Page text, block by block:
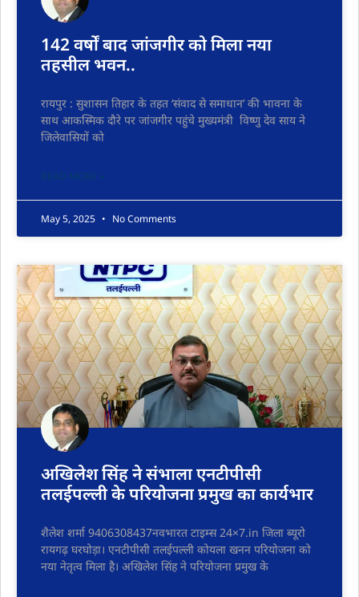
142 वर्षों बाद जांजगीर को मिला नया
तहसील भवन..
रायपुर : सुशासन तिहार के तहत ‘संवाद से समाधान’ की भावना के
साथ आकस्मिक दौरे पर जांजगीर पहुंचे मुख्यमंत्री विष्णु देव साय ने
जिलेवासियों को
READ MORE »
May 5, 2025 No Comments
अखिलेश सिंह ने संभाला एनटीपीसी
तलईपल्ली के परियोजना प्रमुख का कार्यभार
शैलेश शर्मा 9406308437नवभारत टाइम्स 24×7.in जिला ब्यूरो
रायगढ़ घरघोड़ा। एनटीपीसी तलईपल्ली कोयला खनन परियोजना को
नया नेतृत्व मिला है। अखिलेश सिंह ने परियोजना प्रमुख के